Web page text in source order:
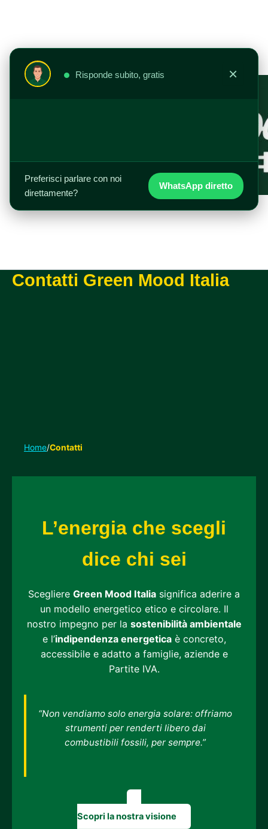
Risponde subito, gratis ×
Preferisci parlare con noi
direttamente?
WhatsApp diretto
Contatti Green Mood Italia
Home/Contatti
L’energia che scegli
dice chi sei
Scegliere Green Mood Italia significa aderire a
un modello energetico etico e circolare. Il
nostro impegno per la sostenibilità ambientale
e l’indipendenza energeticaè concreto,
accessibile e adatto a famiglie, aziende e
Partite IVA.
“Non vendiamo solo energia solare: offriamo
strumenti per renderti libero dai
combustibili fossili, per sempre.”
Scopri la nostra visione